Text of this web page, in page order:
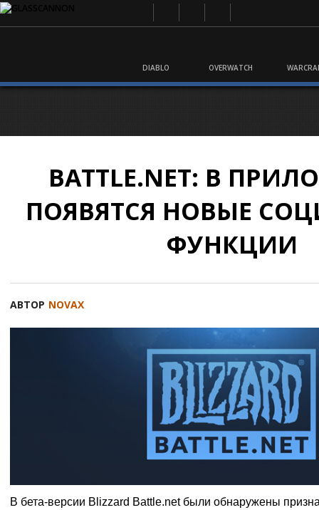
DIABLO OVERWATCH
BATTLE.NET: В
ПОЯВЯТСЯ НОВЫЕ
ФУНКЦИИ
АВТОР NOVAX
В бета-версии Blizzard Battle.net были обнаружены